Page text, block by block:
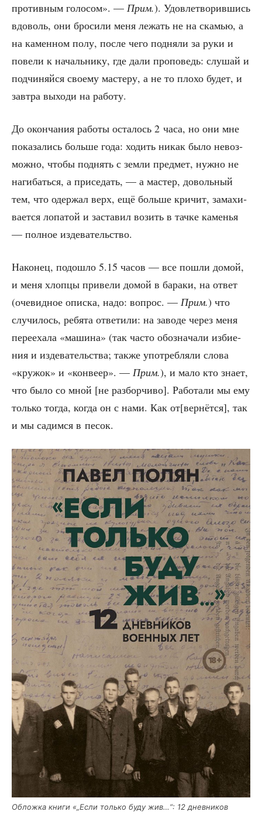
про­тив­ным голо­сом». — Прим.). Удо­вле­тво­рив­шись
вдо­воль, они бро­си­ли меня лежать не на ска­мью, а
на камен­ном полу, после чего под­ня­ли за руки и
пове­ли к началь­ни­ку, где дали про­по­ведь: слу­шай и
под­чи­няй­ся сво­е­му масте­ру, а не то пло­хо будет, и
зав­тра выхо­ди на работу.
До окон­ча­ния рабо­ты оста­лось 2 часа, но они мне
пока­за­лись боль­ше года: ходить никак было невоз­
мож­но, что­бы под­нять с зем­ли пред­мет, нуж­но не
наги­бать­ся, а при­се­дать, — а мастер, доволь­ный
тем, что одер­жал верх, ещё боль­ше кри­чит, зама­хи­
ва­ет­ся лопа­той и заста­вил возить в тач­ке каме­нья
— пол­ное издевательство.
Нако­нец, подо­шло 5.15 часов — все пошли домой,
и меня хлоп­цы при­ве­ли домой в бара­ки, на ответ
(оче­вид­ное опис­ка, надо: вопрос. — Прим.) что
слу­чи­лось, ребя­та отве­ти­ли: на заво­де через меня
пере­еха­ла «маши­на» (так часто обо­зна­ча­ли изби­е­
ния и изде­ва­тель­ства; так­же упо­треб­ля­ли сло­ва
«кру­жок» и «кон­ве­ер». — Прим.), и мало кто зна­ет,
что было со мной [не раз­бор­чи­во]. Рабо­та­ли мы ему
толь­ко тогда, когда он с нами. Как от[вернётся], так
и мы садим­ся в песок.
Облож­ка кни­ги «„Если толь­ко буду жив…“: 12 днев­ни­ков